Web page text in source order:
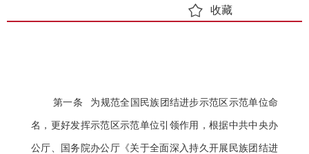
收藏
第一条 为规范全国民族团结进步示范区示范单位命
名，更好发挥示范区示范单位引领作用，根据中共中央办
公厅、国务院办公厅《关于全面深入持久开展民族团结进